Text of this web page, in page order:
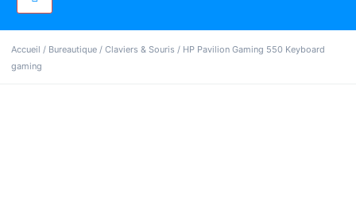
Accueil / Bureautique / Claviers & Souris / HP Pavilion Gaming 550 Keyboard
gaming